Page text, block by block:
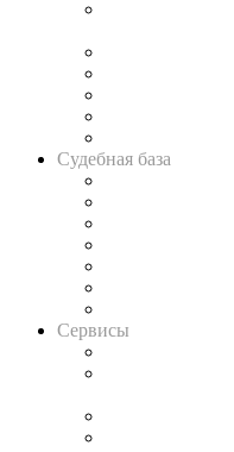
Судебная база
Сервисы